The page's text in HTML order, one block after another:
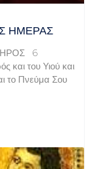
ΗΜΈΡΑΣ
6
και του Υιού και
το Πνεύμα Σου